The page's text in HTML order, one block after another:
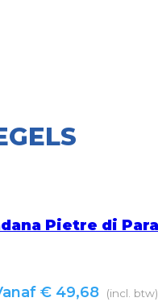
Pietre di
€ 49,68 (incl. btw)